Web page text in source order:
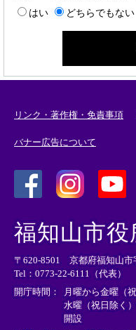
はい
どちらでもない
リンク・著作権・免責事項
バナー広告について
外
部
リ
ン
ク
＞
外
リ
ン
ク
＞
外
部
ン
ク
＞
福知山市役
〒620-8501 京都府福知山市
Tel：0773-22-6111（代表）
開庁時間：
月曜から金曜（
水曜（祝日除く
開設